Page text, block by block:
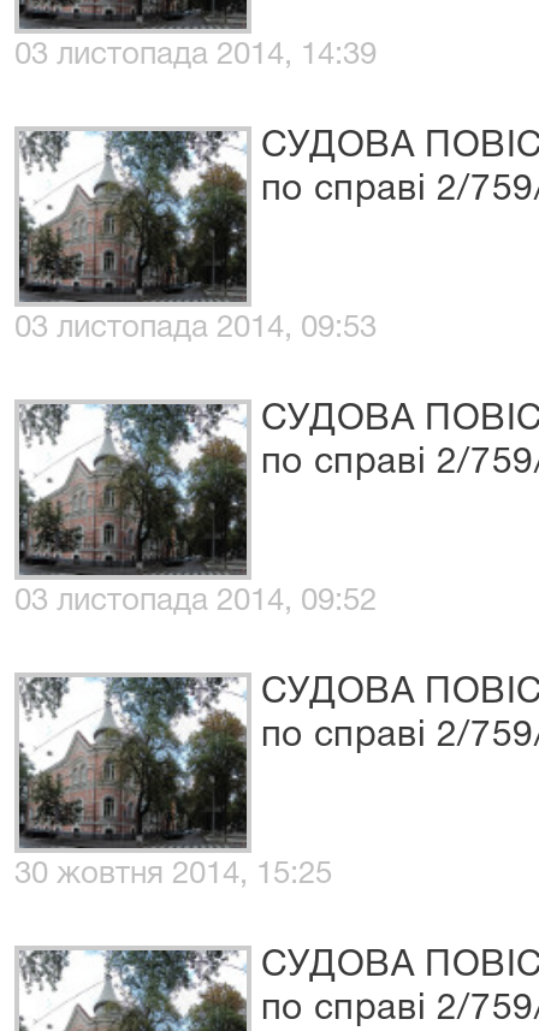
03 листопада 2014, 14:39
СУДОВА
по справі 2/
03 листопада 2014, 09:53
СУДОВА
по справі 2/
03 листопада 2014, 09:52
СУДОВА
по справі 2/
30 жовтня 2014, 15:25
СУДОВА
по справі 2/